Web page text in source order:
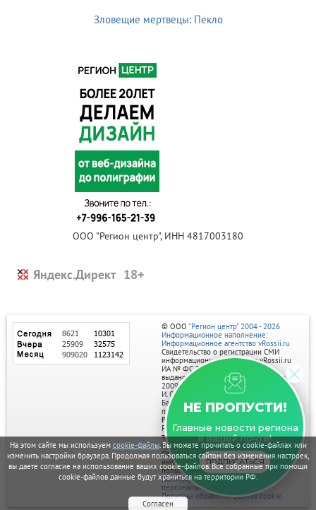
На этом сайте мы используем cookie-файлы. Вы можете прочитать о cookie-файлах или
изменить настройки браузера. Продолжая пользоваться сайтом без изменения настроек,
вы даете согласие на использование ваших cookie-файлов. Все собранные при помощи
cookie-файлов данные будут храниться на территории РФ.
Согласен
Зловещие мертвецы: Пекло
ООО "Регион центр", ИНН 4817003180
Яндекс.Директ
НЕ ПРОПУСТИ!
Главные новости региона
в вашей почте!
ПОДПИСАТЬСЯ
© ООО "Регион центр" 2004 - 2026
Информационное наполнение:
Информационное агентство vRossii.ru
Свидетельство о регистрации СМИ
информационного агентства vRossii.ru
ИА № ФС 77‑35502
выдано РОСКОМНАДЗОРом 04 марта
2009г.
И. О. Главного редактора Нарыков А. Н.
Баннеры на портале размещаются на
правах рекламы.
Реклама на портале:
Рекламное агентство "Умный маркетинг"
тел. 7-910-267-70-40,
email: umnyy.marketing@yandex.ru
Отдельные публикации могут содержать
информацию, не предназначенную для
пользователей до 18 лет.
Политика в отношении обработки
персональных данных
Политика обработки файлов cookie